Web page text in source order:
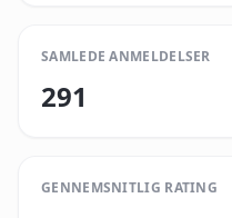
SAMLEDE ANMELDELSER
291
GENNEMSNITLIG RATING